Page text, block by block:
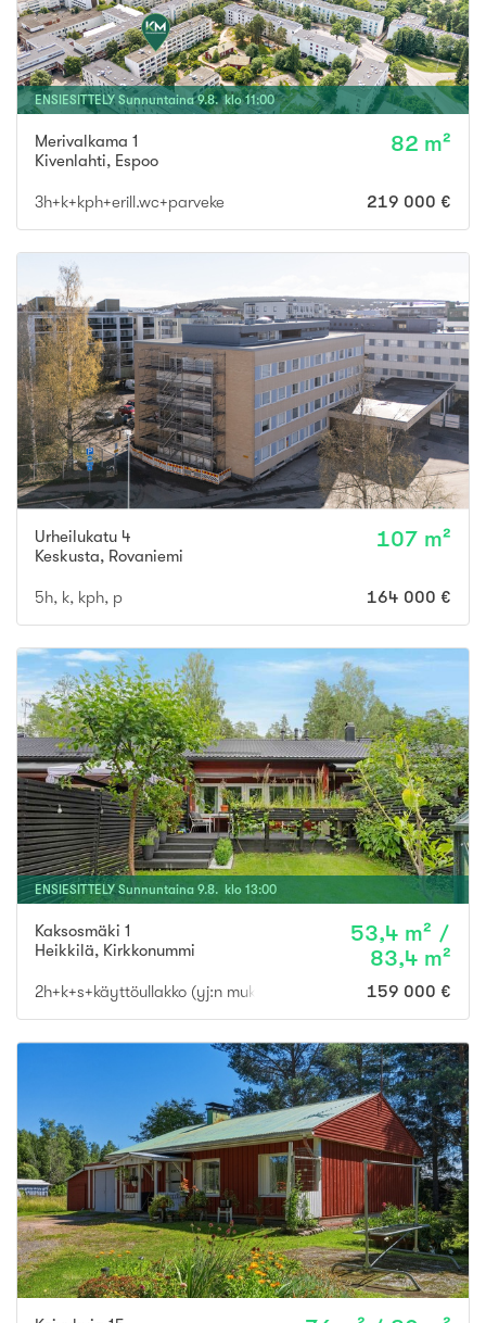
ENSIESITTELY Sunnuntaina 9.8. klo11:00
Merivalkama 1
Kivenlahti, Espoo
82 m²
3h+k+kph+erill.wc+parveke 219 000 €
Urheilukatu 4
Keskusta, Rovaniemi
107 m²
5h, k, kph, p 164 000 €
ENSIESITTELY Sunnuntaina 9.8. klo 13:00
Kaksosmäki 1
Heikkilä, Kirkkonummi
53,4 m² /
83,4 m²
2h+k+s+käyttöullakko (yj:n mukaan 2h+k+s) 159 000 €